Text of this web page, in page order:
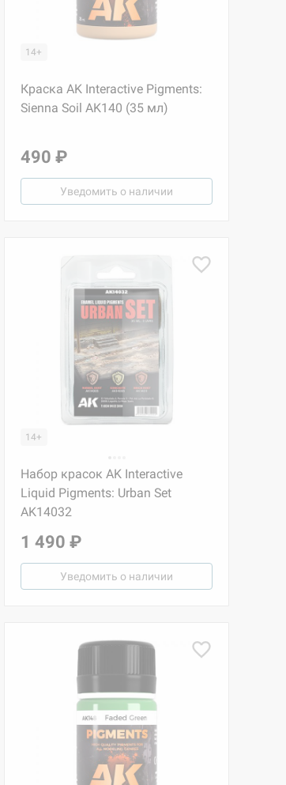
14+
Краска AK Interactive Pigments:
Sienna Soil AK140 (35 мл)
490 ₽
Уведомить о наличии
14+
Набор красок AK Interactive
Liquid Pigments: Urban Set
AK14032
1 490 ₽
Уведомить о наличии